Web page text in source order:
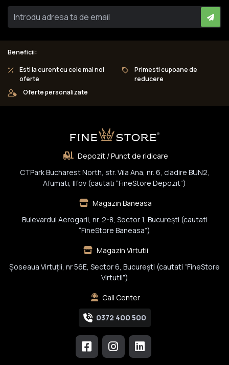
Beneficii:
Esti la curent cu cele mai noi
oferte
Primesti cupoane de
reducere
Oferte personalizate
Depozit / Punct de ridicare
CTPark Bucharest North, str. Vila Ana, nr. 6, cladire BUN2,
Afumati, Ilfov (cautati “FineStore Depozit”)
Magazin Baneasa
Bulevardul Aerogarii, nr. 2-8, Sector 1, Bucureşti (cautati
“FineStore Baneasa”)
Magazin Virtutii
Șoseaua Virtuții, nr 56E, Sector 6, București (cautati “FineStore
Virtutii”)
Call Center
0372 400 500